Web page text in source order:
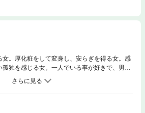
。厚化粧をして変身し、安らぎを得る女。感
独を感じる女。一人でいる事が好きで、男と
様々な悩みを抱える女たちは、寿司屋で不思議
。この小さな存在が側にいてずっと見守ってく
を確実に動かしていく——。感涙のハートウォ
！